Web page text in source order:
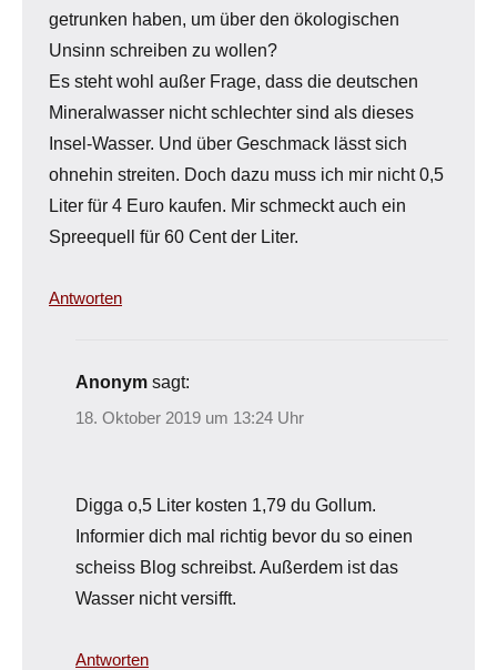
getrunken haben, um über den ökologischen
Unsinn schreiben zu wollen?
Es steht wohl außer Frage, dass die deutschen
Mineralwasser nicht schlechter sind als dieses
Insel-Wasser. Und über Geschmack lässt sich
ohnehin streiten. Doch dazu muss ich mir nicht 0,5
Liter für 4 Euro kaufen. Mir schmeckt auch ein
Spreequell für 60 Cent der Liter.
Antworten
Anonym sagt:
18. Oktober 2019 um 13:24 Uhr
Digga o,5 Liter kosten 1,79 du Gollum.
Informier dich mal richtig bevor du so einen
scheiss Blog schreibst. Außerdem ist das
Wasser nicht versifft.
Antworten